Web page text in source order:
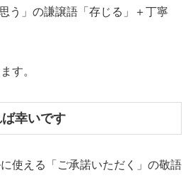
う」の謙譲語「存じる」＋丁寧
す。
幸いです
使える「ご承諾いただく」の敬語